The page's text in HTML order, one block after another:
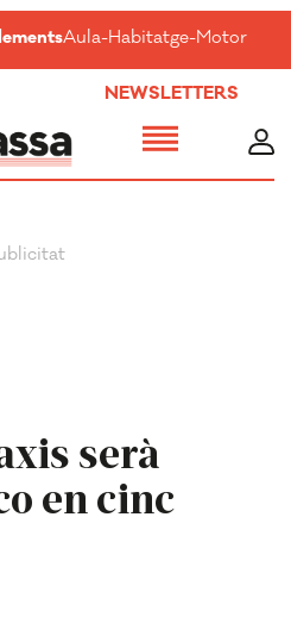
Aula-Habitatge-Motor-
NEWSLETTERS
serà
en cinc